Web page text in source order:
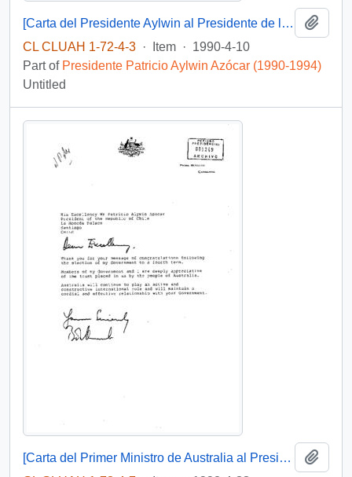
[Carta del Presidente Aylwin al Presidente de la República Argentina, enviando sus saludos].
CL CLUAH 1-72-4-3 · Item · 1990-4-10
Part of Presidente Patricio Aylwin Azócar (1990-1994)
Untitled
[Carta del Primer Ministro de Australia al Presidente Aylwin, agradeciendo palabras de felicitaciones por asunción de mandato por cuarta vez].